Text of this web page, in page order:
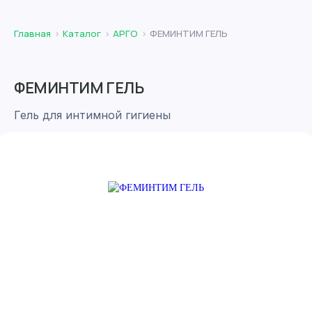
Главная Каталог АРГО ФЕМИНТИМ ГЕЛЬ
ФЕМИНТИМ ГЕЛЬ
Гель для интимной гигиены